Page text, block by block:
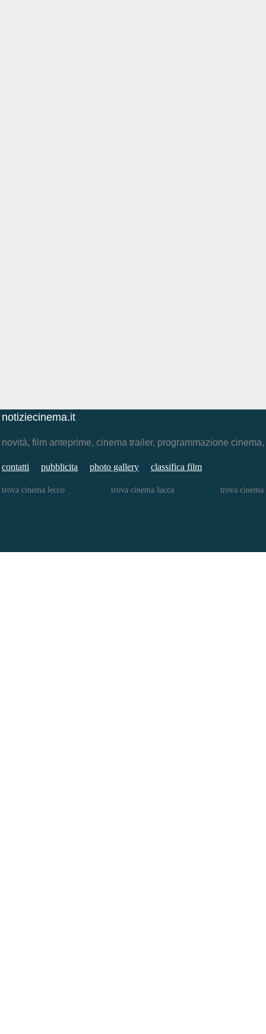
notiziecinema.it
novità, film anteprime, cinema trailer, programmazione
contatti pubblicita photo gallery classifica film
trova cinema lecco trova cinema lucca trova cinema